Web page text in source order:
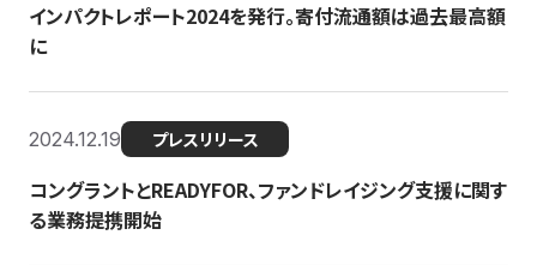
インパクトレポート2024を発行。寄付流通額は過去最高額
に
2024.12.19 プレスリリース
コングラントとREADYFOR、ファンドレイジング支援に関す
る業務提携開始